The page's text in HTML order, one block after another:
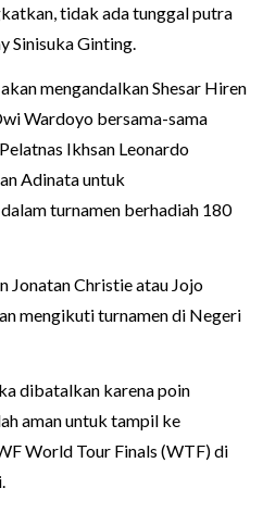
tidak ada tunggal putra
Sinisuka Ginting.
mengandalkan Shesar Hiren
Wardoyo bersama-sama
Ikhsan Leonardo
Adinata untuk
turnamen berhadiah 180
Jonatan Christie atau Jojo
mengikuti turnamen di Negeri
dibatalkan karena poin
aman untuk tampil ke
World Tour Finals (WTF) di